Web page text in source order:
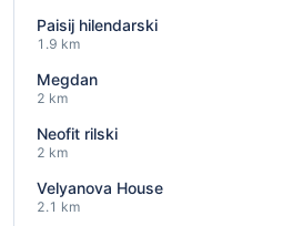
Paisij hilendarski
1.9 km
Megdan
2 km
Neofit rilski
2 km
Velyanova House
2.1 km